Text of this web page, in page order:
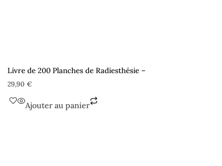
Livre de 200 Planches de Radiesthésie –
29,90 €
Ajouter au panier